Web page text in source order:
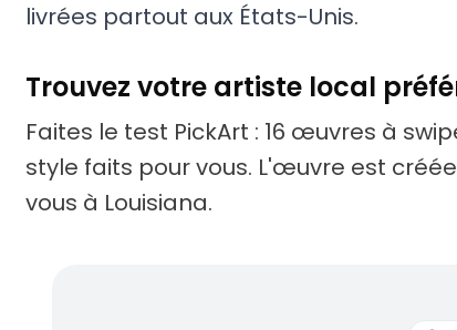
livrées partout aux États-Unis.
Trouvez votre artiste local
Faites le test PickArt : 16 œuvres à
style faits pour vous. L'œuvre est
vous à Louisiana.